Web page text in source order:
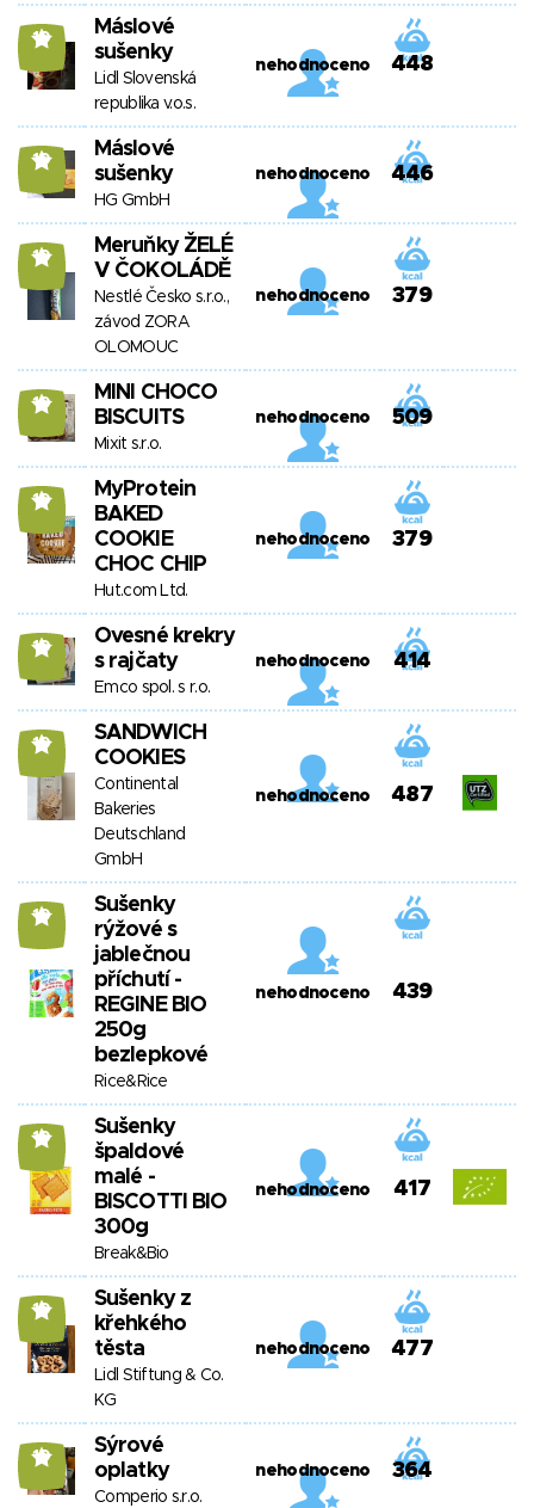
10
Máslové
sušenky
Lidl Slovenská
republika v.o.s.
nehodnoceno 448
10
Máslové
sušenky
HG GmbH
nehodnoceno 446
10
Meruňky ŽELÉ
V ČOKOLÁDĚ
Nestlé Česko s.r.o.,
závod ZORA
OLOMOUC
nehodnoceno 379
10
MINI CHOCO
BISCUITS
Mixit s.r.o.
nehodnoceno 509
10
MyProtein
BAKED
COOKIE
CHOC CHIP
Hut.com Ltd.
nehodnoceno 379
10
Ovesné krekry
s rajčaty
Emco spol. s r.o.
nehodnoceno 414
10
SANDWICH
COOKIES
Continental
Bakeries
Deutschland
GmbH
nehodnoceno 487
10
Sušenky
rýžové s
jablečnou
příchutí -
REGINE BIO
250g
bezlepkové
Rice&Rice
nehodnoceno 439
10
Sušenky
špaldové
malé -
BISCOTTI BIO
300g
Break&Bio
nehodnoceno 417
10
Sušenky z
křehkého
těsta
Lidl Stiftung & Co.
KG
nehodnoceno 477
10
Sýrové
oplatky
Comperio s.r.o.
nehodnoceno 364